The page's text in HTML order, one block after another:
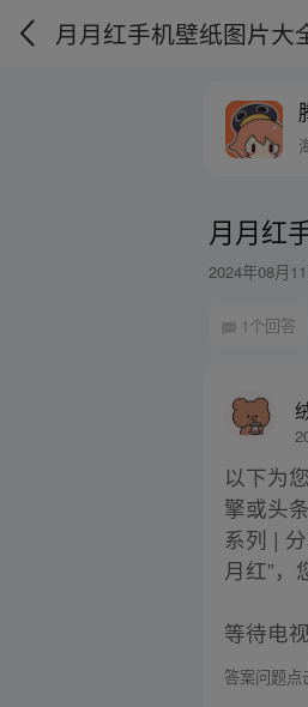
月月红手机壁纸图片大
月月红
2024年08月
1个回答
以下为
擎或头
系列 |
月红”，
等待电
答案问题